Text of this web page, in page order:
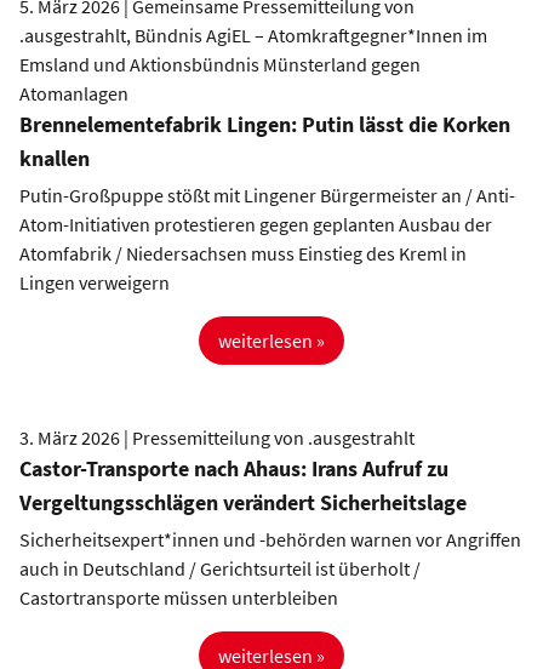
5. März 2026 | Gemeinsame Pressemitteilung von
.ausgestrahlt, Bündnis AgiEL – Atomkraftgegner*Innen im
Emsland und Aktionsbündnis Münsterland gegen
Atomanlagen
Brennelementefabrik Lingen: Putin lässt die Korken
knallen
Putin-Großpuppe stößt mit Lingener Bürgermeister an / Anti-
Atom-Initiativen protestieren gegen geplanten Ausbau der
Atomfabrik / Niedersachsen muss Einstieg des Kreml in
Lingen verweigern
weiterlesen »
3. März 2026 | Pressemitteilung von .ausgestrahlt
Castor-Transporte nach Ahaus: Irans Aufruf zu
Vergeltungsschlägen verändert Sicherheitslage
Sicherheitsexpert*innen und -behörden warnen vor Angriffen
auch in Deutschland / Gerichtsurteil ist überholt /
Castortransporte müssen unterbleiben
weiterlesen »